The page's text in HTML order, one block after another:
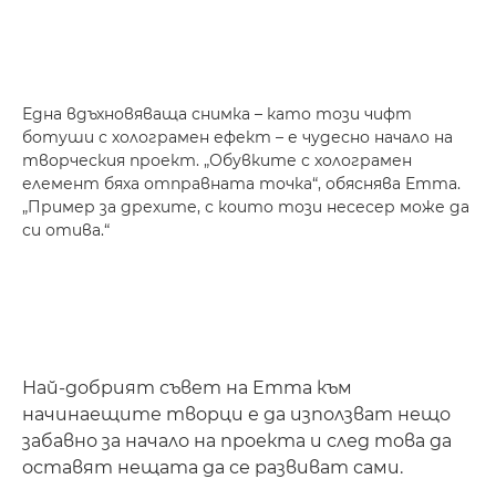
Една вдъхновяваща снимка – като този чифт
ботуши с холограмен ефект – е чудесно начало на
творческия проект. „Обувките с холограмен
елемент бяха отправната точка“, обяснява Emma.
„Пример за дрехите, с които този несесер може да
си отива.“
Най-добрият съвет на Emma към
начинаещите творци е да използват нещо
забавно за начало на проекта и след това да
оставят нещата да се развиват сами.